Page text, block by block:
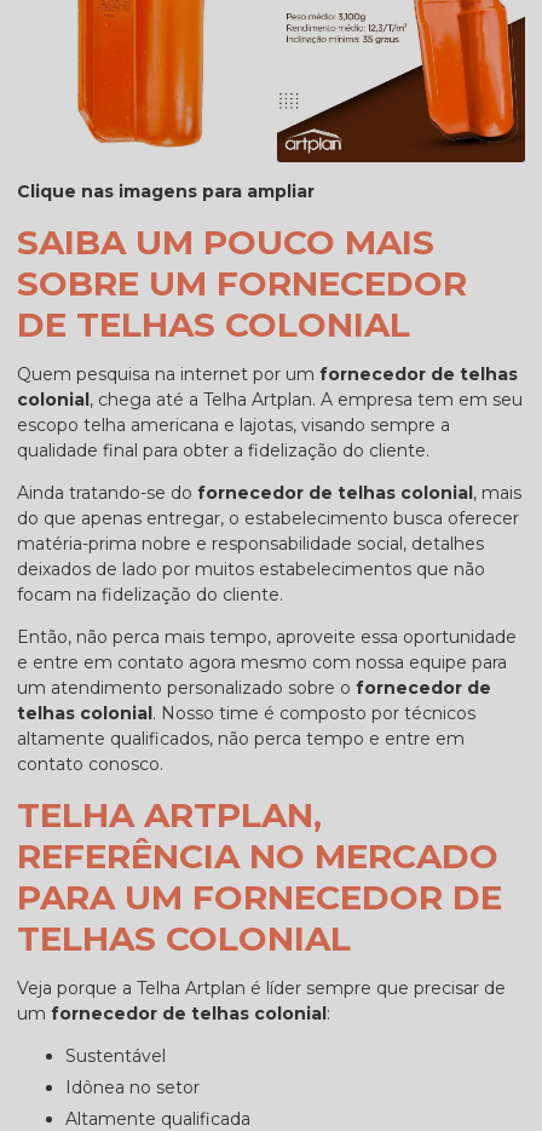
Clique nas imagens para ampliar
SAIBA UM POUCO MAIS
SOBRE UM FORNECEDOR
DE TELHAS COLONIAL
Quem pesquisa na internet por um fornecedor de telhas
colonial, chega até a Telha Artplan. A empresa tem em seu
escopo telha americana e lajotas, visando sempre a
qualidade final para obter a fidelização do cliente.
Ainda tratando-se do fornecedor de telhas colonial, mais
do que apenas entregar, o estabelecimento busca oferecer
matéria-prima nobre e responsabilidade social, detalhes
deixados de lado por muitos estabelecimentos que não
focam na fidelização do cliente.
Então, não perca mais tempo, aproveite essa oportunidade
e entre em contato agora mesmo com nossa equipe para
um atendimento personalizado sobre o fornecedor de
telhas colonial. Nosso time é composto por técnicos
altamente qualificados, não perca tempo e entre em
contato conosco.
TELHA ARTPLAN,
REFERÊNCIA NO MERCADO
PARA UM FORNECEDOR DE
TELHAS COLONIAL
Veja porque a Telha Artplan é líder sempre que precisar de
um fornecedor de telhas colonial:
sustentável
idônea no setor
altamente qualificada